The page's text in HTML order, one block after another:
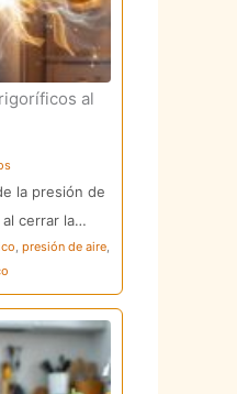
al
la presión de
cerrar la…
, presión de aire,